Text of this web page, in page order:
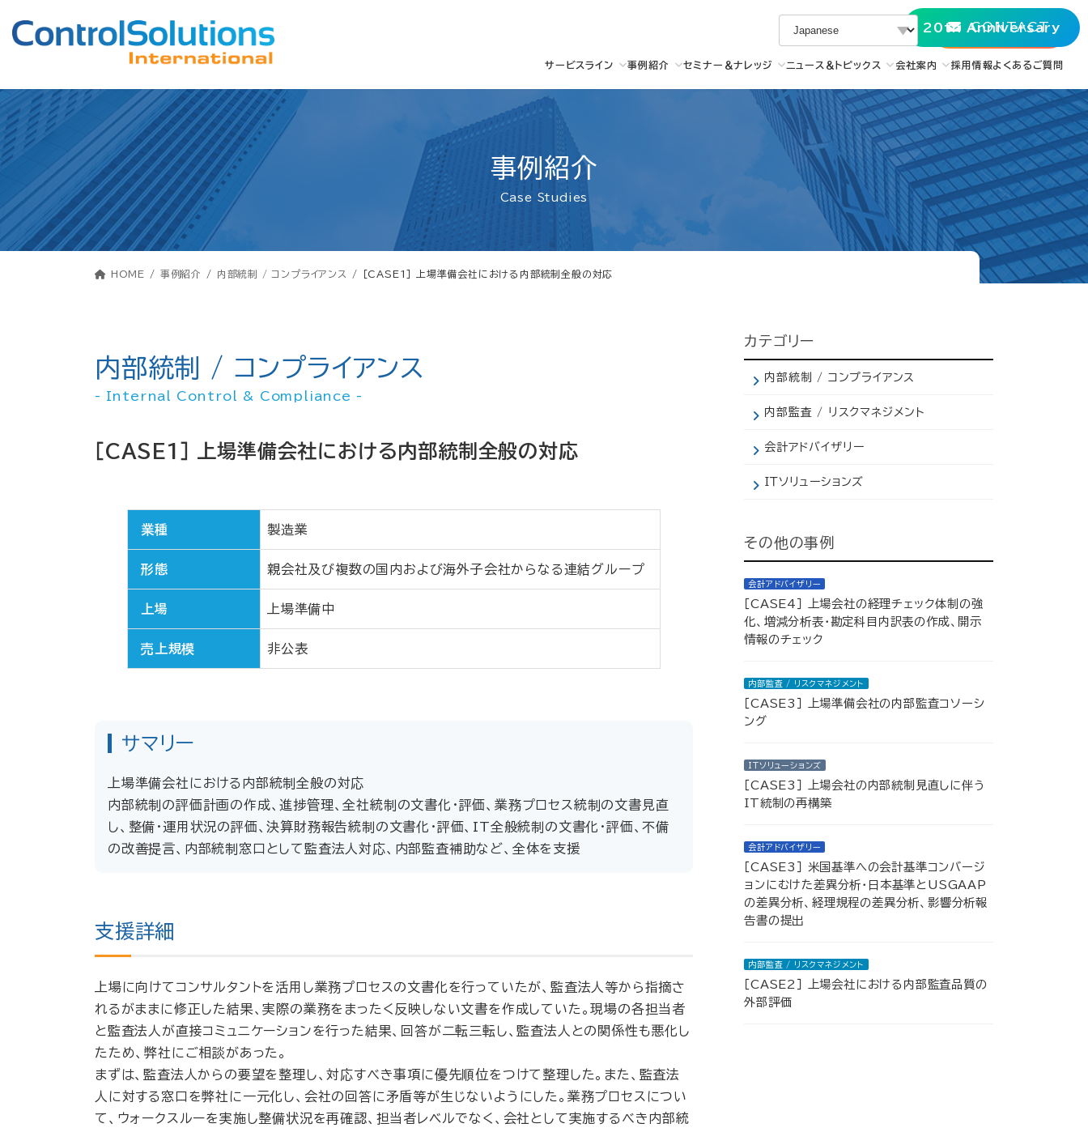
プ
ゲ
動
CONTACT
20th Anniversary
サービスライン 事例紹介 セミナー＆ナレッジ ニュース＆トピックス 会社案内 採用情報よくあるご質問
事例紹介
Case Studies
HOME 事例紹介 内部統制 / コンプライアンス ［CASE1］ 上場準備会社における内部統制全般の対応
内部統制 / コンプライアンス
- Internal Control & Compliance -
［CASE1］ 上場準備会社における内部統制全般の対応
業種 製造業
形態 親会社及び複数の国内および海外子会社からなる連結グループ
上場 上場準備中
売上規模 非公表
サマリー
上場準備会社における内部統制全般の対応
内部統制の評価計画の作成、進捗管理、全社統制の文書化・評価、業務プロセス統制の文書見直
し、整備・運用状況の評価、決算財務報告統制の文書化・評価、IT全般統制の文書化・評価、不備
の改善提言、内部統制窓口として監査法人対応、内部監査補助など、全体を支援
支援詳細
上場に向けてコンサルタントを活用し業務プロセスの文書化を行っていたが、監査法人等から指摘さ
れるがままに修正した結果、実際の業務をまったく反映しない文書を作成していた。現場の各担当者
と監査法人が直接コミュニケーションを行った結果、回答が二転三転し、監査法人との関係性も悪化し
たため、弊社にご相談があった。
まずは、監査法人からの要望を整理し、対応すべき事項に優先順位をつけて整理した。また、監査法
人に対する窓口を弊社に一元化し、会社の回答に矛盾等が生じないようにした。業務プロセスについ
て、ウォークスルーを実施し整備状況を再確認、担当者レベルでなく、会社として実施するべき内部統
カテゴリー
内部統制 / コンプライアンス
内部監査 / リスクマネジメント
会計アドバイザリー
IＴソリューションズ
その他の事例
会計アドバイザリー
［CASE4］ 上場会社の経理チェック体制の強
化、増減分析表・勘定科目内訳表の作成、開示
情報のチェック
内部監査 / リスクマネジメント
［CASE3］ 上場準備会社の内部監査コソーシ
ング
IＴソリューションズ
［CASE3］ 上場会社の内部統制見直しに伴う
IT統制の再構築
会計アドバイザリー
［CASE3］ 米国基準への会計基準コンバージ
ョンにむけた差異分析・日本基準とUSGAAP
の差異分析、経理規程の差異分析、影響分析報
告書の提出
内部監査 / リスクマネジメント
［CASE2］ 上場会社における内部監査品質の
外部評価